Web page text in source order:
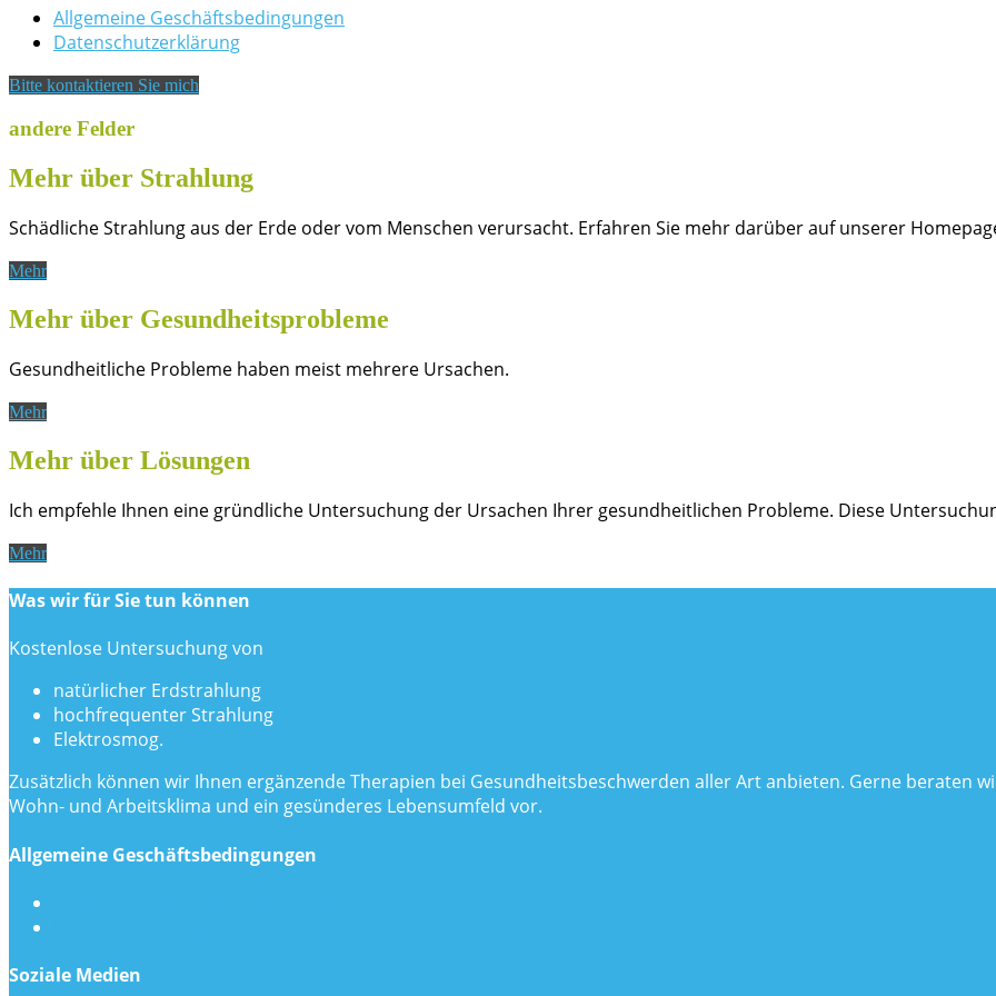
Allgemeine Geschäftsbedingungen
Datenschutzerklärung
Bitte kontaktieren Sie mich
andere Felder
Mehr über Strahlung
Schädliche Strahlung aus der Erde oder vom Menschen verursacht. Erfahren Sie mehr darüber auf unserer
Mehr
Mehr über Gesundheitsprobleme
Gesundheitliche Probleme haben meist mehrere Ursachen.
Mehr
Mehr über Lösungen
Ich empfehle Ihnen eine gründliche Untersuchung der Ursachen Ihrer gesundheitlichen Probleme. Diese
Mehr
Was wir für Sie tun können
Kostenlose Untersuchung von
natürlicher Erdstrahlung
hochfrequenter Strahlung
Elektrosmog.
Zusätzlich können wir Ihnen ergänzende Therapien bei Gesundheitsbeschwerden aller Art anbieten. Gerne beraten
Wohn- und Arbeitsklima und ein gesünderes Lebensumfeld vor.
Allgemeine Geschäftsbedingungen
Soziale Medien